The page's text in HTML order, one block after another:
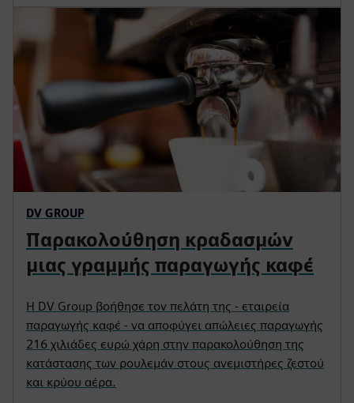
DV GROUP
Παρακολούθηση κραδασμών
μιας γραμμής παραγωγής καφέ
Η DV Group βοήθησε τον πελάτη της - εταιρεία
παραγωγής καφέ - να αποφύγει απώλειες παραγωγής
216 χιλιάδες ευρώ χάρη στην παρακολούθηση της
κατάστασης των ρουλεμάν στους ανεμιστήρες ζεστού
και κρύου αέρα.